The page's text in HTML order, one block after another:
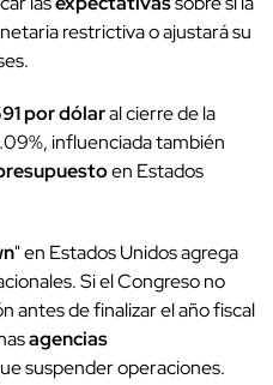
restrictiva o ajustará su
por dólaral cierre de la
influenciada también
en Estados
" en Estados Unidos agrega
Si el Congreso no
antes de finalizar el año fiscal
agencias
suspender operaciones.